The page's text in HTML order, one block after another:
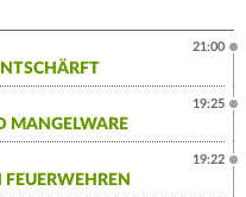
21:00
MANGELWARE
19:25
19:22